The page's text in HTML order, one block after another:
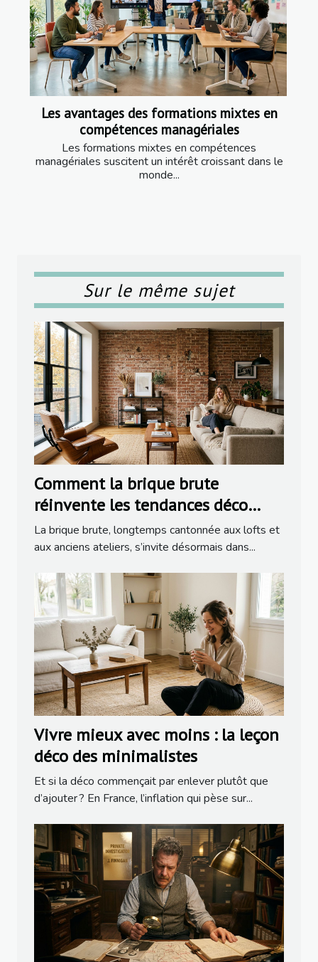
Les avantages des formations mixtes en
compétences managériales
Les formations mixtes en compétences
managériales suscitent un intérêt croissant dans le
monde...
Sur le même sujet
Comment la brique brute
réinvente les tendances déco
dans la rénovation moderne
La brique brute, longtemps cantonnée aux lofts et
aux anciens ateliers, s’invite désormais dans...
Vivre mieux avec moins : la leçon
déco des minimalistes
Et si la déco commençait par enlever plutôt que
d’ajouter ? En France, l’inflation qui pèse sur...